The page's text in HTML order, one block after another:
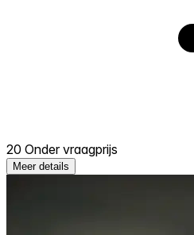
20 Onder vraagprijs
Meer details